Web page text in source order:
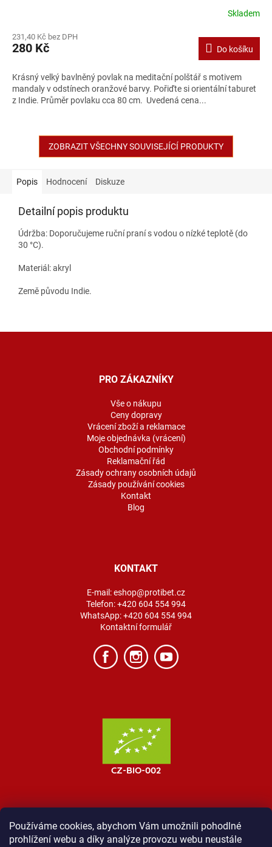
Používáme cookies, abychom Vám umožnili pohodlné
prohlížení webu a díky analýze provozu webu neustále
Skladem
231,40 Kč bez DPH
280 Kč Do košíku
Krásný velký bavlněný povlak na meditační polštář s motivem
mandaly v odstínech oranžové barvy. Pořiďte si orientální taburet
z Indie. Průměr povlaku cca 80 cm. Uvedená cena...
ZOBRAZIT VŠECHNY SOUVISEJÍCÍ PRODUKTY
Popis Hodnocení Diskuze
Detailní popis produktu
Údržba: Doporučujeme ruční praní s vodou o nízké teplotě (do
30 °C).
Materiál: akryl
Země původu Indie.
PRO ZÁKAZNÍKY
Vše o nákupu
Ceny dopravy
Vrácení zboží a reklamace
Moje objednávka (vrácení)
Obchodní podmínky
Reklamační řád
Zásady ochrany osobních údajů
Zásady používání cookies
Kontakt
Blog
KONTAKT
E-mail:eshop@protibet.cz
Telefon:+420 604 554 994
WhatsApp:+420 604 554 994
Kontaktní formulář
MOST ProTibet Vše o nákupu Obchodní podmínky